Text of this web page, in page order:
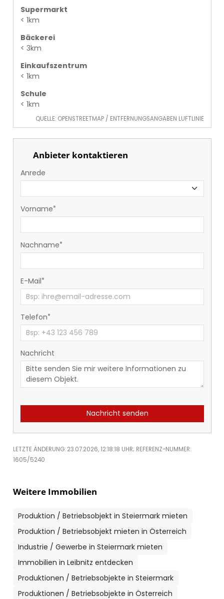
Supermarkt
< 1km
Bäckerei
< 3km
Einkaufszentrum
< 1km
Schule
< 1km
QUELLE: OPENSTREETMAP / ENTFERNUNGSANGABEN LUFTLINIE
Anbieter kontaktieren
Anrede
Vorname
Nachname
E-Mail
Telefon
Nachricht
Nachricht senden
LETZTE ÄNDERUNG: 23.07.2026, 12:18:18 UHR; REFERENZ-NUMMER:
1605/5240
Weitere Immobilien
Produktion / Betriebsobjekt in Steiermark mieten
Produktion / Betriebsobjekt mieten in Österreich
Industrie / Gewerbe in Steiermark mieten
Immobilien in Leibnitz entdecken
Produktionen / Betriebsobjekte in Steiermark
Produktionen / Betriebsobjekte in Österreich